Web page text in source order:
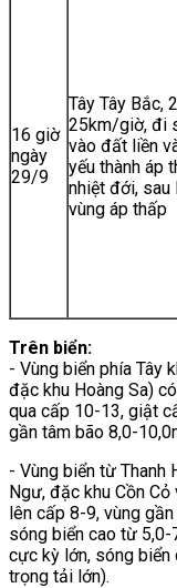
16 giờ
ngày
29/9
Tây Tây Bắc,
25km/giờ, đi
vào đất liền
yếu thành áp
nhiệt đới, sau
vùng áp thấp
Trên biển:
- Vùng biển phía Tây
đặc khu Hoàng Sa)
qua cấp 10-13, giật
gần tâm bão 8,0-
- Vùng biển từ Thanh
Ngư, đặc khu Cồn
lên cấp 8-9, vùng
sóng biển cao từ
cực kỳ lớn, sóng biển
trọng tải lớn).